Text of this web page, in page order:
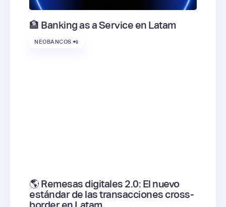
🏦 Banking as a Service en Latam
NEOBANCOS 📲
🌎 Remesas digitales 2.0: El nuevo
estándar de las transacciones cross-